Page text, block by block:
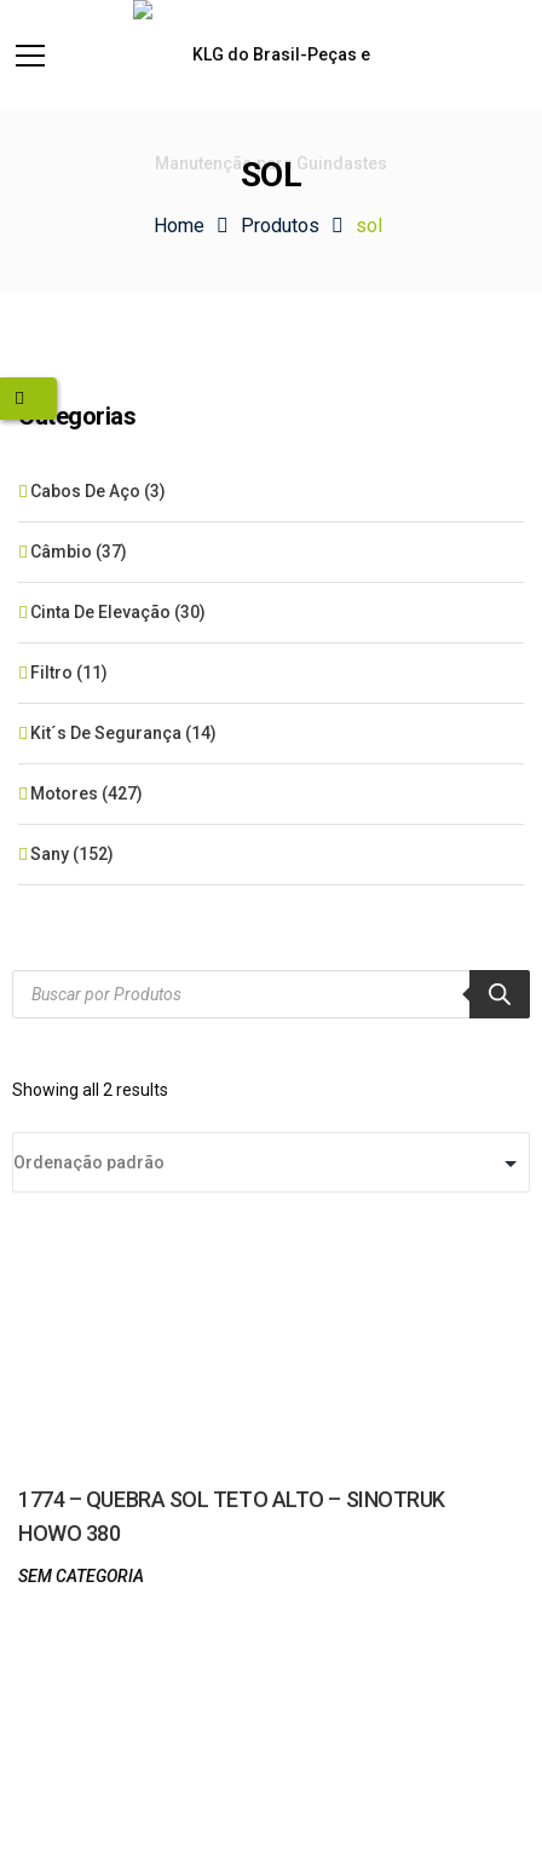
SOL
Home Produtos sol
Categorias
Cabos De Aço (3)
Câmbio (37)
Cinta De Elevação (30)
Filtro (11)
Kit´s De Segurança (14)
Motores (427)
Sany (152)
Xcmg(425)
Products
search
Showing all 2 results
1774 – QUEBRA SOL TETO ALTO – SINOTRUK
HOWO 380
SEM CATEGORIA